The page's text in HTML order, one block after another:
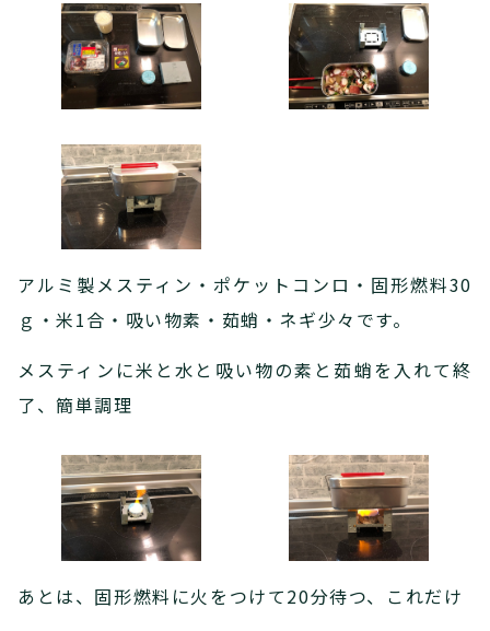
アルミ製メスティン・ポケットコンロ・固形燃料30
ｇ・米1合・吸い物素・茹蛸・ネギ少々です。
メスティンに米と水と吸い物の素と茹蛸を入れて終
了、簡単調理
あとは、固形燃料に火をつけて20分待つ、これだけ